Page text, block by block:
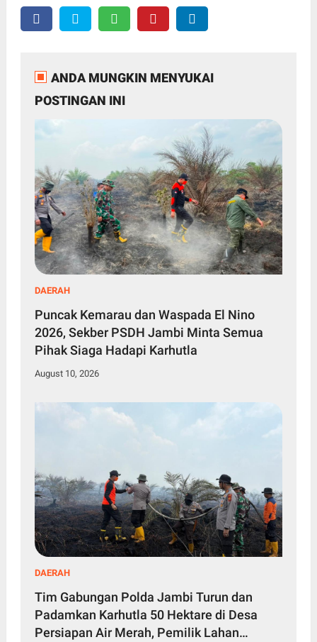
ANDA MUNGKIN MENYUKAI
POSTINGAN INI
DAERAH
Puncak Kemarau dan Waspada El Nino
2026, Sekber PSDH Jambi Minta Semua
Pihak Siaga Hadapi Karhutla
August 10, 2026
DAERAH
Tim Gabungan Polda Jambi Turun dan
Padamkan Karhutla 50 Hektare di Desa
Persiapan Air Merah, Pemilik Lahan